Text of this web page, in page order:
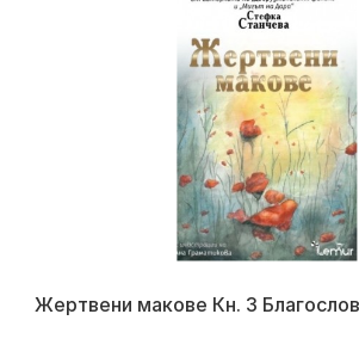
Жертвени макове Кн. 3